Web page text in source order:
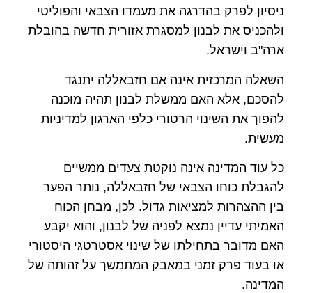
ניסיון לפרק בהדרגה את מעמדו הצבאי והפוליטי
ולהכניס את לבנון למסגרת אזורית חדשה בהובלת
ארה"ב וישראל.
השאלה המרכזית אינה אם חזבאללה יתנגד
להסכם, אלא האם ממשלת לבנון תהיה מוכנה
להפוך את השינוי הרטורי כלפי הארגון למדיניות
מעשית.
כל עוד המדינה אינה נוקטת צעדים ממשיים
להגבלת כוחו הצבאי של חזבאללה, נותר הפער
בין ההצהרות למציאות גדול. לכן, מבחן הכוח
האמיתי עדיין נמצא לפניה של לבנון, והוא יקבע
האם מדובר בתחילתו של שינוי אסטרטגי היסטורי
או בעוד פרק זמני במאבק המתמשך על זהותה של
המדינה.